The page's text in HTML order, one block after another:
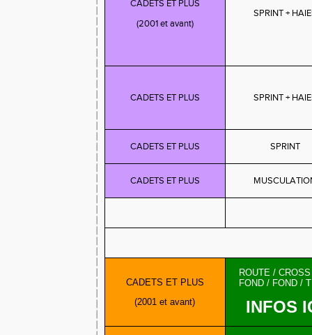
CADETS ET PLUS
(2001 et avant)
SPRINT +
CADETS ET PLUS SPRINT +
CADETS ET PLUS SPRINT
CADETS ET PLUS
CADETS ET PLUS
(2001 et avant)
ROUTE /
FOND / FOND /
INFOS